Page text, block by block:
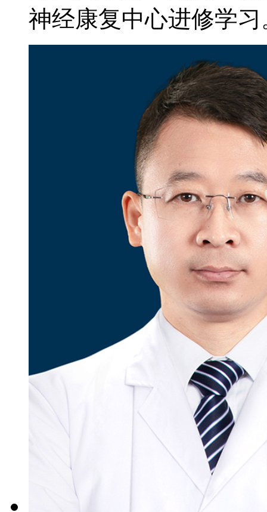
神经康复中心进修学